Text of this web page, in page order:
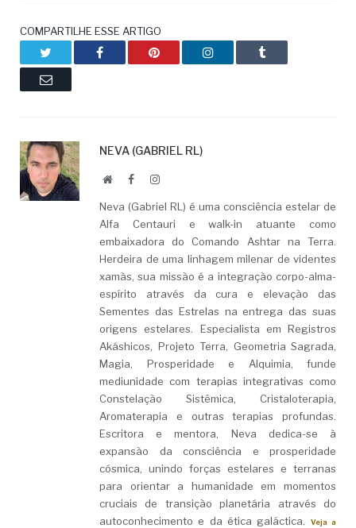
COMPARTILHE ESSE ARTIGO
Facebook Pinterest LinkedIn Tumblr
Email
NEVA (GABRIEL RL)
WebsiteFacebookLinkedIn
Neva (Gabriel RL) é uma consciência estelar de
Alfa Centauri e walk-in atuante como
embaixadora do Comando Ashtar na Terra.
Herdeira de uma linhagem milenar de videntes
xamãs, sua missão é a integração corpo-alma-
espírito através da cura e elevação das
Sementes das Estrelas na entrega das suas
origens estelares. Especialista em Registros
Akáshicos, Projeto Terra, Geometria Sagrada,
Magia, Prosperidade e Alquimia, funde
mediunidade com terapias integrativas como
Constelação Sistêmica, Cristaloterapia,
Aromaterapia e outras terapias profundas.
Escritora e mentora, Neva dedica-se à
expansão da consciência e prosperidade
cósmica, unindo forças estelares e terranas
para orientar a humanidade em momentos
cruciais de transição planetária através do
autoconhecimento e da ética galáctica.
Veja a